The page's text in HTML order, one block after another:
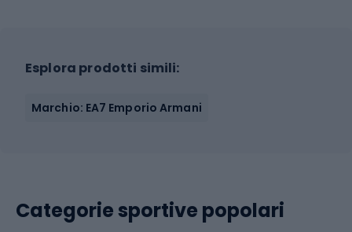
Esplora prodotti simili:
Marchio: EA7 Emporio Armani
Categorie sportive popolari